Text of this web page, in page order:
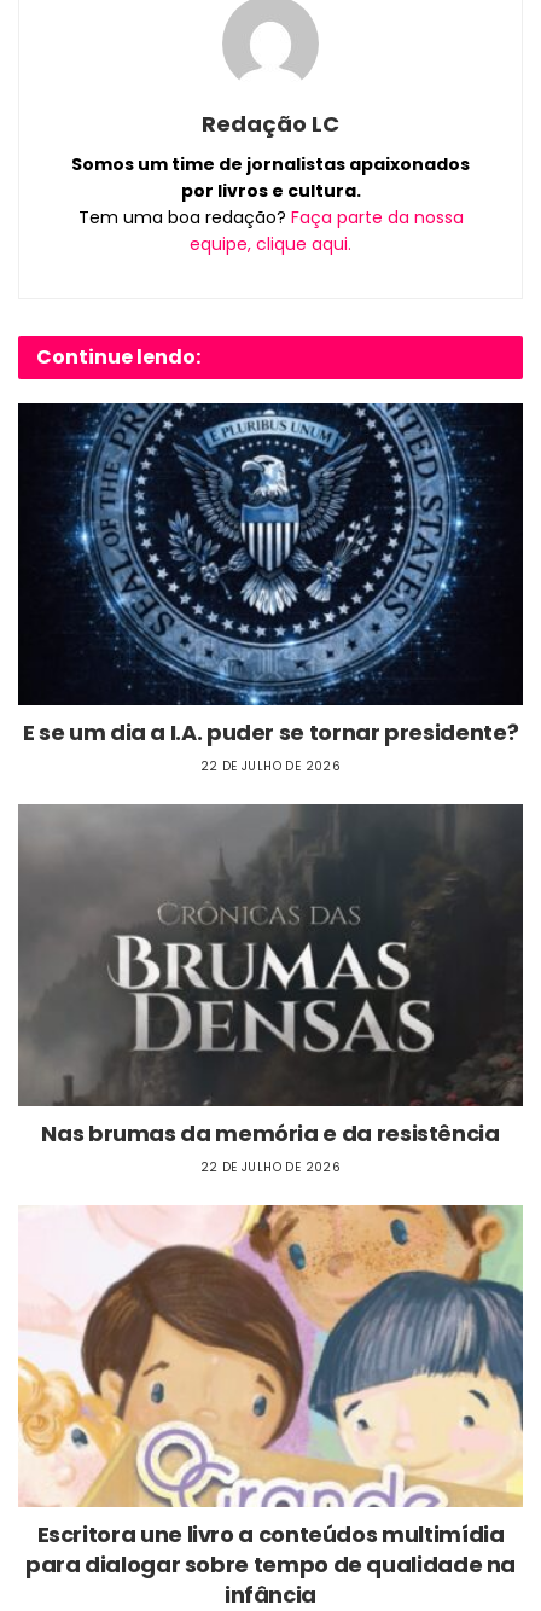
Redação LC
Somos um time de jornalistas apaixonados
por livros e cultura.
Tem uma boa redação? Faça parte da nossa
equipe, clique aqui.
Continue lendo:
E se um dia a I.A. puder se tornar presidente?
22 DE JULHO DE 2026
Nas brumas da memória e da resistência
22 DE JULHO DE 2026
Escritora une livro a conteúdos multimídia
para dialogar sobre tempo de qualidade na
infância